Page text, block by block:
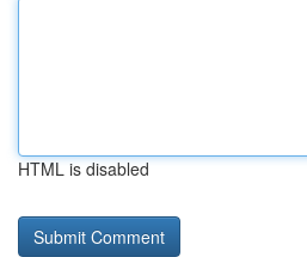
HTML is disabled